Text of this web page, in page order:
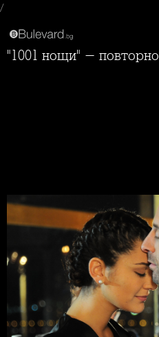
/
"1001 нощи" -